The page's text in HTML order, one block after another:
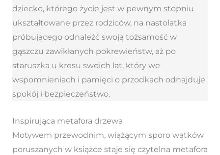
dziecko, którego życie jest w pewnym stopniu
ukształtowane przez rodziców, na nastolatka
próbującego odnaleźć swoją tożsamość w
gąszczu zawikłanych pokrewieństw, aż po
staruszka u kresu swoich lat, który we
wspomnieniach i pamięci o przodkach odnajduje
spokój i bezpieczeństwo.
Inspirująca metafora drzewa
Motywem przewodnim, wiążącym sporo wątków
poruszanych w książce staje się czytelna metafora